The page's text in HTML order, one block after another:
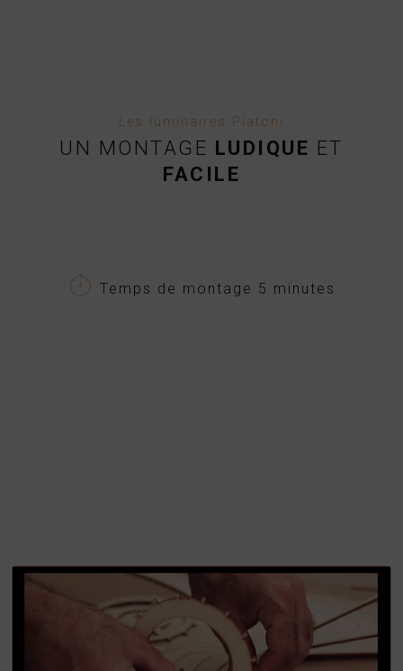
Les luminaires Piatoni
UN MONTAGE LUDIQUE ET
FACILE
Temps de montage 5 minutes